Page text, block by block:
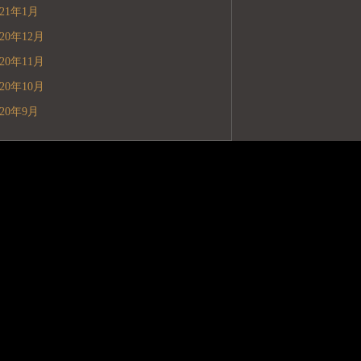
年1月
年12月
年11月
年10月
年9月